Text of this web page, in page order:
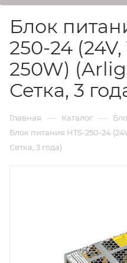
Блок
250-24 (24V,
250W)
Сетка, 3
Главная — Каталог —
Блок питания HTS-250-24
Сетка, 3 года)